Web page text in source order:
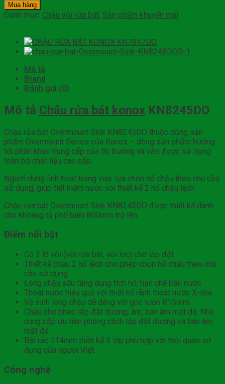
Mua hàng
Danh mục: Chậu vòi rửa bát, Sản phẩm khuyến mãi
Mô tả
Brand
Đánh giá (0)
Mô tả Chậu rửa bát konox KN8245DO
Chậu rửa bát Overmount Sink KN8245DO thuộc dòng sản
phẩm Overmount Series của Konox – dòng sản phẩm hướng
tới phân khúc trung cấp của thị trường và vẫn được sử dụng
toàn bộ chất liệu cao cấp.
Người dùng linh hoạt trong việc lựa chọn hố chậu theo nhu cầu
sử dụng, giúp tiết kiệm nước với thiết kế 2 hố chậu lệch.
Chậu rửa bát Overmount Sink KN8245DO được thiết kế dành
cho khoang tủ phổ biến 800mm trở lên.
Điểm nổi bật
Có 2 lỗ vòi (vòi rửa bát, vòi lọc) chờ lắp đặt
Thiết kế chậu 2 hố lệch cho phép chọn hố chậu theo nhu
cầu sử dụng
Lòng chậu sâu tăng dung tích hố, hạn chế bắn nước
Thoát nước hiệu quả với thiết kế rãnh thoát nước X-line
Vệ sinh lòng chậu dễ dàng với góc lượn R15mm
Chậu cho phép lắp đặt dương, âm, bán âm mặt đá. Nhà
cung cấp ưu tiên phong cách lắp đặt dương và bán âm
mặt đá
Bát rác 114mm thiết kế 3 lớp phù hợp với thói quen sử
dụng của người Việt.
Công nghệ